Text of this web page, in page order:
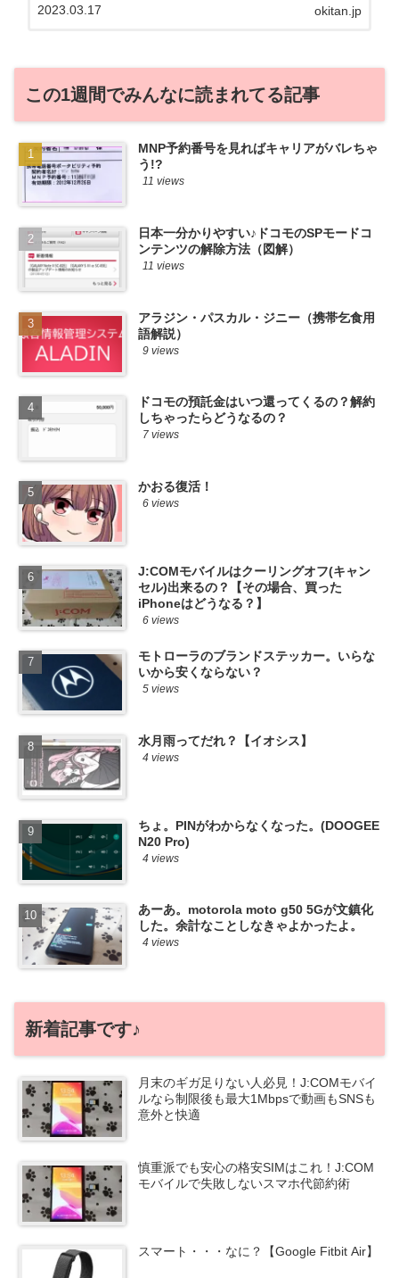
る自身も、そういう案件を常に狙ってます
okitan.jp
2023.03.17
この1週間でみんなに読まれてる記事
MNP予約番号を見ればキャリアがバレちゃ
う!?
11 views
日本一分かりやすい♪ドコモのSPモードコ
ンテンツの解除方法（図解）
11 views
アラジン・パスカル・ジニー（携帯乞食用
語解説）
9 views
ドコモの預託金はいつ還ってくるの？解約
しちゃったらどうなるの？
7 views
かおる復活！
6 views
J:COMモバイルはクーリングオフ(キャン
セル)出来るの？【その場合、買った
iPhoneはどうなる？】
6 views
モトローラのブランドステッカー。いらな
いから安くならない？
5 views
水月雨ってだれ？【イオシス】
4 views
ちょ。PINがわからなくなった。(DOOGEE
N20 Pro)
4 views
あーあ。motorola moto g50 5Gが文鎮化
した。余計なことしなきゃよかったよ。
4 views
新着記事です♪
月末のギガ足りない人必見！J:COMモバイ
ルなら制限後も最大1Mbpsで動画もSNSも
意外と快適
慎重派でも安心の格安SIMはこれ！J:COM
モバイルで失敗しないスマホ代節約術
スマート・・・なに？【Google Fitbit Air】